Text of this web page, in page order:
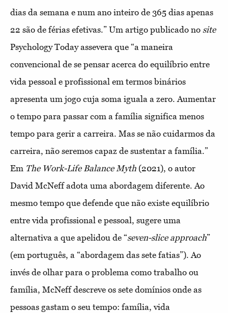
dias da semana e num ano inteiro de 365 dias apenas
22 são de férias efetivas.” Um artigo publicado no site
Psychology Today assevera que “a maneira
convencional de se pensar acerca do equilíbrio entre
vida pessoal e profissional em termos binários
apresenta um jogo cuja soma iguala a zero. Aumentar
o tempo para passar com a família significa menos
tempo para gerir a carreira. Mas se não cuidarmos da
carreira, não seremos capaz de sustentar a família.”
Em The Work-Life Balance Myth (2021), o autor
David McNeff adota uma abordagem diferente. Ao
mesmo tempo que defende que não existe equilíbrio
entre vida profissional e pessoal, sugere uma
alternativa a que apelidou de “seven-slice approach”
(em português, a “abordagem das sete fatias”). Ao
invés de olhar para o problema como trabalho ou
família, McNeff descreve os sete domínios onde as
pessoas gastam o seu tempo: família, vida